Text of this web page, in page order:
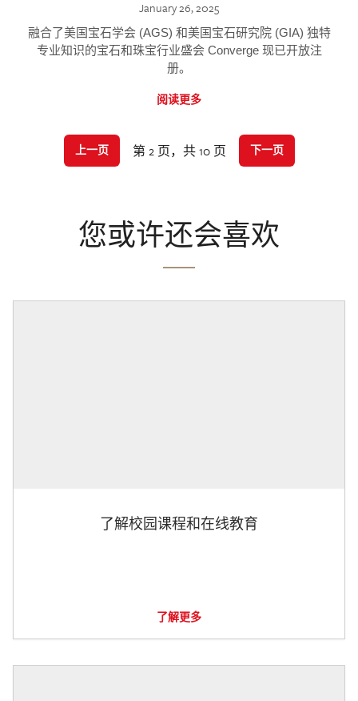
January 26, 2025
融合了美国宝石学会 (AGS) 和美国宝石研究院 (GIA) 独特
专业知识的宝石和珠宝行业盛会 Converge 现已开放注
册。
阅读更多
上一页 第 2 页，共 10 页 下一页
您或许还会喜欢
了解校园课程和在线教育
了解更多